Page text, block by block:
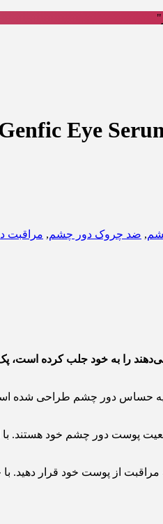
, ضد چروک دور چشم, مراقبت
را به خود جلب کرده است،
حساس دور چشم طراحی شده
وضعیت پوست دور چشم خود